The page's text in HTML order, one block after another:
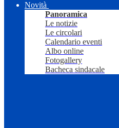
Novità
Panoramica
Le notizie
Le circolari
Calendario eventi
Albo online
Fotogallery
Bacheca sindacale